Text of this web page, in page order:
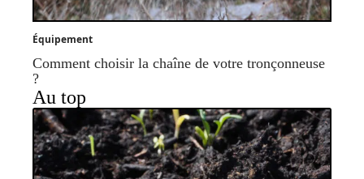
Équipement
Comment choisir la chaîne de votre tronçonneuse
?
Au top